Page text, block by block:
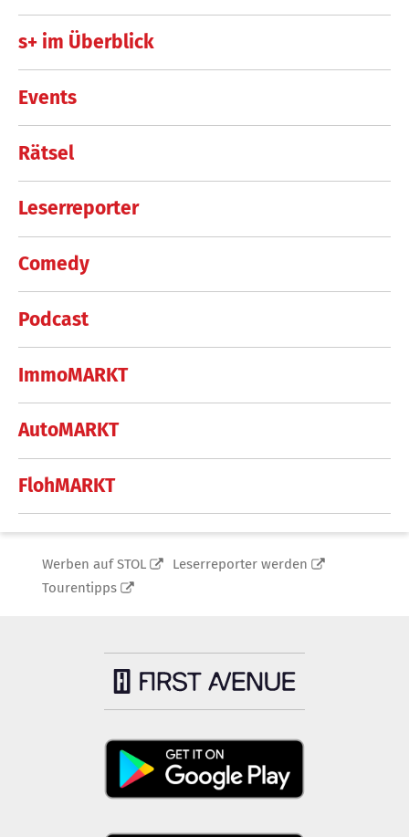
s+ im Überblick
Events
Rätsel
Leserreporter
Comedy
Podcast
ImmoMARKT
AutoMARKT
FlohMARKT
Werben auf STOL
Leserreporter werden
Tourentipps